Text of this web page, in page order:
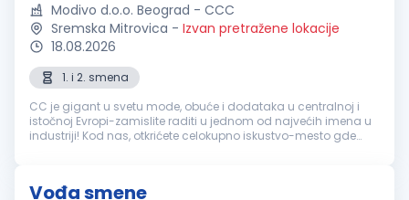
Modivo d.o.o. Beograd - CCC
Sremska Mitrovica - Izvan pretražene lokacije
18.08.2026
1. i 2. smena
CC je gigant u svetu mode, obuće i dodataka u centralnoj i
istočnoj Evropi-zamislite raditi u jednom od najvećih imena u
industriji! Kod nas, otkrićete celokupno iskustvo-mesto gde
Vođa smene